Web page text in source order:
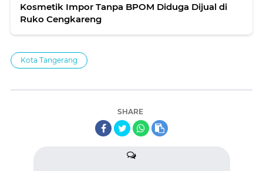
Kosmetik Impor Tanpa BPOM Diduga Dijual di
Ruko Cengkareng
Kota Tangerang
SHARE